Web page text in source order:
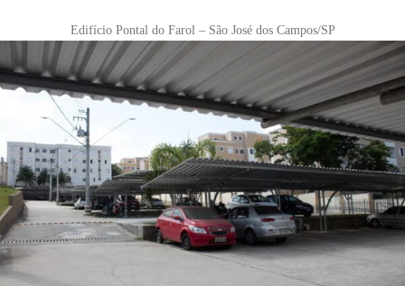
Edifício Pontal do Farol – São José dos Campos/SP